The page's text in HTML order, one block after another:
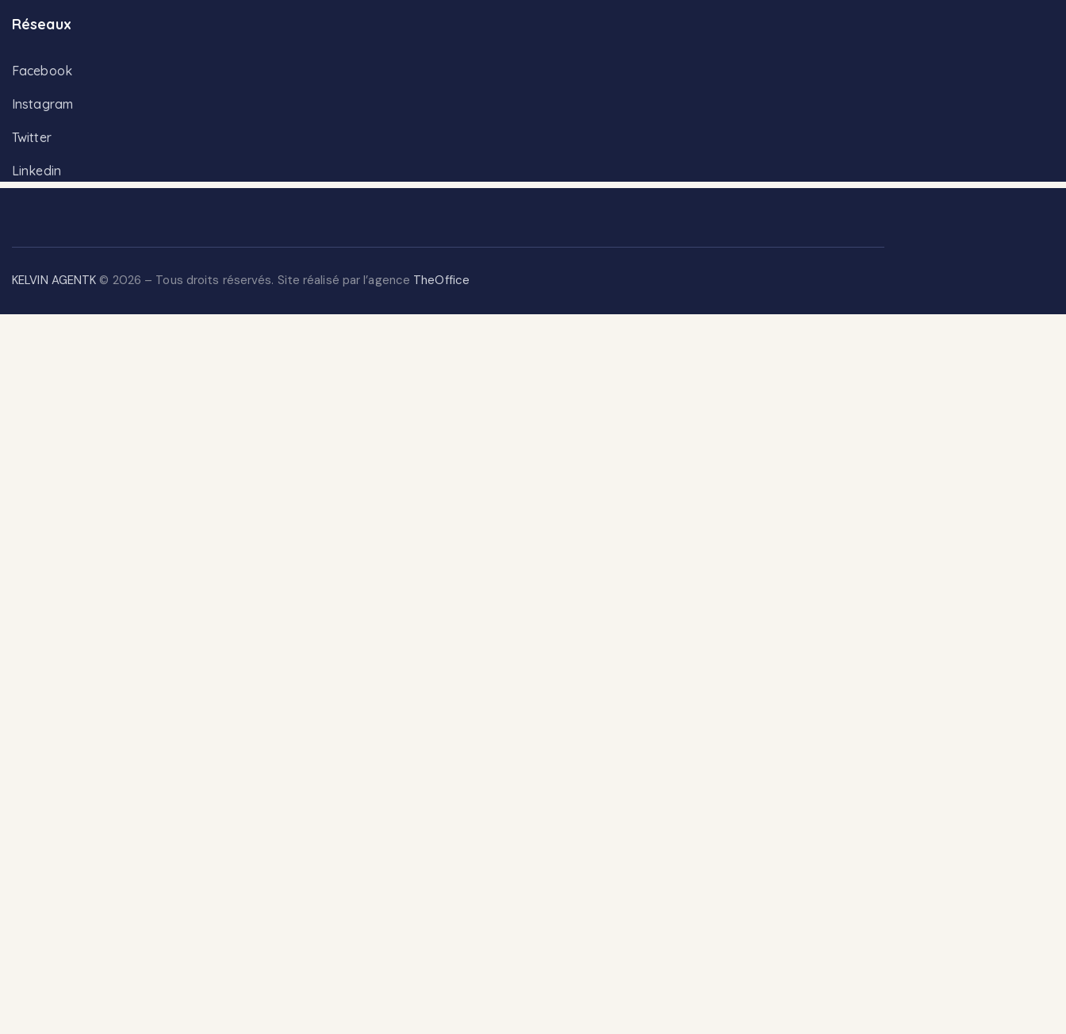
Réseaux
Facebook
Instagram
Twitter
Linkedin
KELVIN AGENTK © 2026 – Tous droits réservés. Site réalisé par l’agence TheOffice